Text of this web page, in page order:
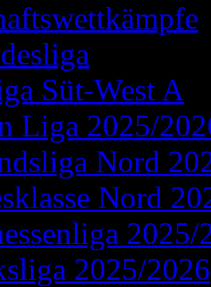
Süt-West A
Liga 2025/
Nord
Nord
2025/
2025/2026